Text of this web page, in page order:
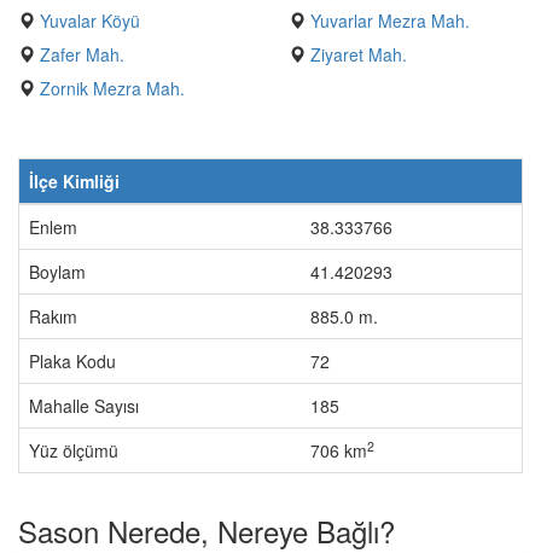
Yuvalar Köyü
Yuvarlar Mezra Mah.
Zafer Mah.
Ziyaret Mah.
Zornik Mezra Mah.
İlçe Kimliği
Enlem
38.333766
Boylam
41.420293
Rakım
885.0 m.
Plaka Kodu
72
Mahalle Sayısı
185
Yüz ölçümü
706 km2
Sason Nerede, Nereye Bağlı?